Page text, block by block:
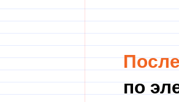
по